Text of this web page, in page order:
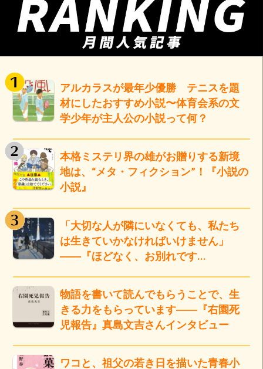
アルカラスが最年少優勝 テニスを題
材にしたおすすめ小説〜体育会系の文
学少年が主人公の小説って何？
本格ミステリ界の雄がお贈りする新境
地は、“メタ・フィクション”！『小説の
小説』
「大切な人が隣にいなくても、私たち
は生きていかなければいけません」
――『ほどなく、お別れです…
物語を書いて読んでもらうことで、生
きる力をもらっています――『右園死
児報告』真島文吉さんインタビュー
ワコと、祖父の若き日を描いた青春小